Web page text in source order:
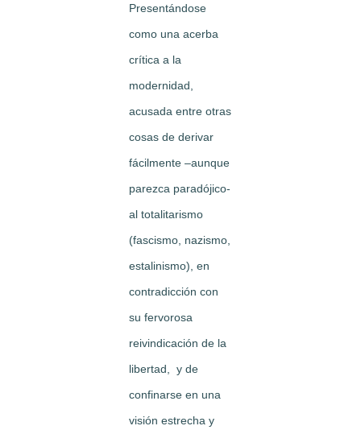
Presentándose
como una acerba
crítica a la
modernidad,
acusada entre otras
cosas de derivar
fácilmente –aunque
parezca paradójico-
al totalitarismo
(fascismo, nazismo,
estalinismo), en
contradicción con
su fervorosa
reivindicación de la
libertad, y de
confinarse en una
visión estrecha y